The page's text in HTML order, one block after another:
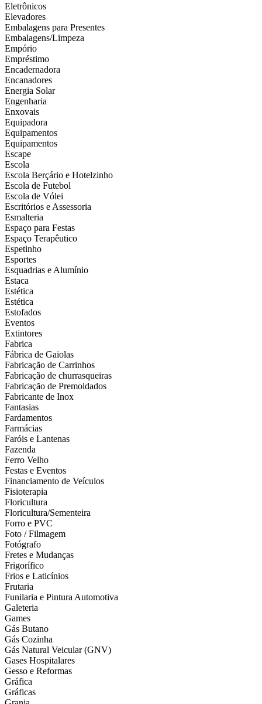
Eletrônicos
Elevadores
Embalagens para Presentes
Embalagens/Limpeza
Empório
Empréstimo
Encadernadora
Encanadores
Energia Solar
Engenharia
Enxovais
Equipadora
Equipamentos
Equipamentos
Escape
Escola
Escola Berçário e Hotelzinho
Escola de Futebol
Escola de Vólei
Escritórios e Assessoria
Esmalteria
Espaço para Festas
Espaço Terapêutico
Espetinho
Esportes
Esquadrias e Alumínio
Estaca
Estética
Estética
Estofados
Eventos
Extintores
Fabrica
Fábrica de Gaiolas
Fabricação de Carrinhos
Fabricação de churrasqueiras
Fabricação de Premoldados
Fabricante de Inox
Fantasias
Fardamentos
Farmácias
Faróis e Lantenas
Fazenda
Ferro Velho
Festas e Eventos
Financiamento de Veículos
Fisioterapia
Floricultura
Floricultura/Sementeira
Forro e PVC
Foto / Filmagem
Fotógrafo
Fretes e Mudanças
Frigorífico
Frios e Laticínios
Frutaria
Funilaria e Pintura Automotiva
Galeteria
Games
Gás Butano
Gás Cozinha
Gás Natural Veicular (GNV)
Gases Hospitalares
Gesso e Reformas
Gráfica
Gráficas